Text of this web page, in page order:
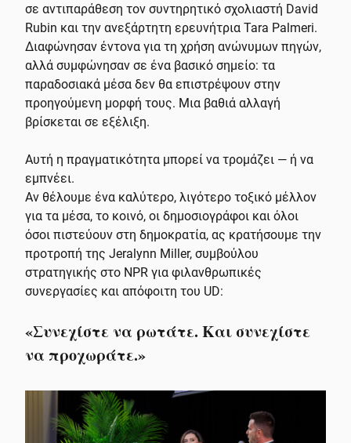
σε αντιπαράθεση τον συντηρητικό σχολιαστή David
Rubin και την ανεξάρτητη ερευνήτρια Tara Palmeri.
Διαφώνησαν έντονα για τη χρήση ανώνυμων πηγών,
αλλά συμφώνησαν σε ένα βασικό σημείο: τα
παραδοσιακά μέσα δεν θα επιστρέψουν στην
προηγούμενη μορφή τους. Μια βαθιά αλλαγή
βρίσκεται σε εξέλιξη.
Αυτή η πραγματικότητα μπορεί να τρομάζει — ή να
εμπνέει.
Αν θέλουμε ένα καλύτερο, λιγότερο τοξικό μέλλον
για τα μέσα, το κοινό, οι δημοσιογράφοι και όλοι
όσοι πιστεύουν στη δημοκρατία, ας κρατήσουμε την
προτροπή της Jeralynn Miller, συμβούλου
στρατηγικής στο NPR για φιλανθρωπικές
συνεργασίες και απόφοιτη του UD:
«Συνεχίστε να ρωτάτε. Και συνεχίστε
να προχωράτε.»